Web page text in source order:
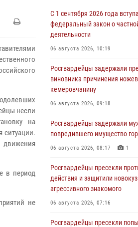
несли
на
ситуации.
движения
в период
не
С 1 сентября 2026 года
федеральный закон о
деятельности
06 августа 2026, 10:19
Росгвардейцы задержали
виновника причинения
кемеровчанину
06 августа 2026, 09:18
Росгвардейцы задержали
повредившего имущество
06 августа 2026, 08:17 1
Росгвардейцы пресекли
действия и защитили
агрессивного знакомого
06 августа 2026, 07:16
Росгвардейцы пресекли